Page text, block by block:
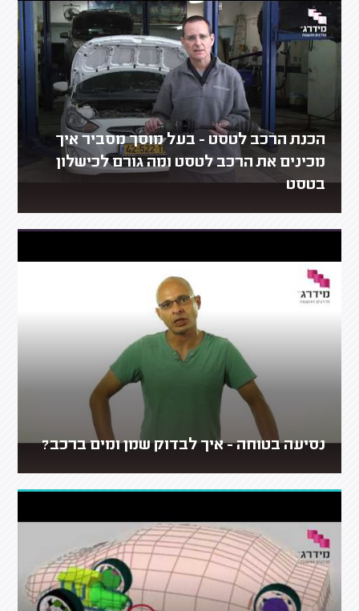
הכנת הרכב לטסט - בעל מוסך מסביר איך
מכינים את הרכב לטסט ומה גורם לכישלון
בטסט
נסיעה בטוחה - איך לבדוק שמן ומים ברכב?